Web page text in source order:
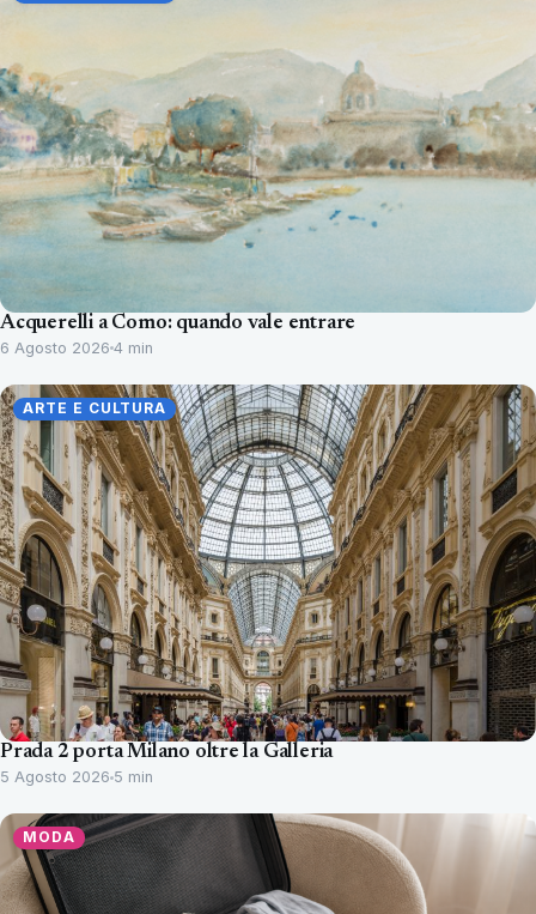
Acquerelli a Como: quando vale entrare
6 Agosto 2026 4 min
ARTE E CULTURA
Prada 2 porta Milano oltre la Galleria
5 Agosto 2026 5 min
MODA